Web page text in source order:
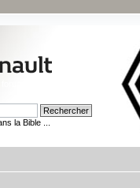
des miniatures Renault
la Bible ...